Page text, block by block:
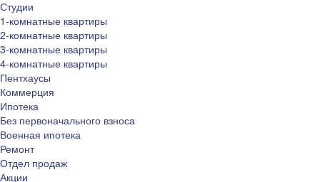
Студии
1-комнатные квартиры
2-комнатные квартиры
3-комнатные квартиры
4-комнатные квартиры
Пентхаусы
Коммерция
Ипотека
Без первоначального взноса
Военная ипотека
Ремонт
Отдел продаж
Акции